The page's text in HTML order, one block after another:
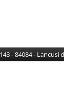
- 84084 - Lancusi